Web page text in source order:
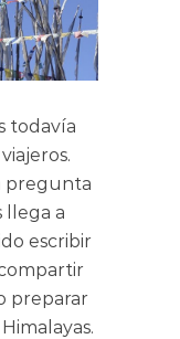
todavía
pregunta
llega a
escribir
preparar